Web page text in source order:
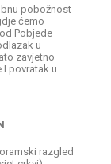
pobožnost
ćemo
Pobjede
u
zavjetno
povratak u
razgled